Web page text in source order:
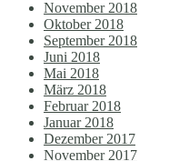
November 2018
Oktober 2018
September 2018
Juni 2018
Mai 2018
März 2018
Februar 2018
Januar 2018
Dezember 2017
November 2017